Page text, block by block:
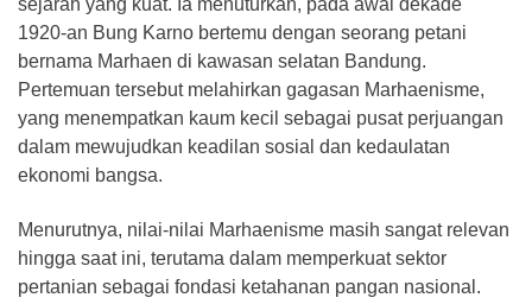
sejarah yang kuat. Ia menuturkan, pada awal dekade
1920-an Bung Karno bertemu dengan seorang petani
bernama Marhaen di kawasan selatan Bandung.
Pertemuan tersebut melahirkan gagasan Marhaenisme,
yang menempatkan kaum kecil sebagai pusat perjuangan
dalam mewujudkan keadilan sosial dan kedaulatan
ekonomi bangsa.
Menurutnya, nilai-nilai Marhaenisme masih sangat relevan
hingga saat ini, terutama dalam memperkuat sektor
pertanian sebagai fondasi ketahanan pangan nasional.